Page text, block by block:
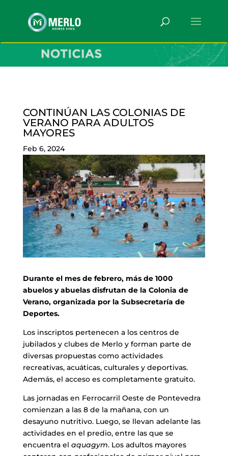
CONTINÚAN LAS COLONIAS DE
VERANO PARA ADULTOS
MAYORES
Feb 6, 2024
Durante el mes de febrero, más de 1000
abuelos y abuelas disfrutan de la Colonia de
Verano, organizada por la Subsecretaría de
Deportes.
Los inscriptos pertenecen a los centros de
jubilados y clubes de Merlo y forman parte de
diversas propuestas como actividades
recreativas, acuáticas, culturales y deportivas.
Además, el acceso es completamente gratuito.
Las jornadas en Ferrocarril Oeste de Pontevedra
comienzan a las 8 de la mañana, con un
desayuno nutritivo. Luego, se llevan adelante las
actividades en el predio, entre las que se
encuentra el aquagym. Los adultos mayores